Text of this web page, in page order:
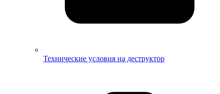
Технические условия на деструктор